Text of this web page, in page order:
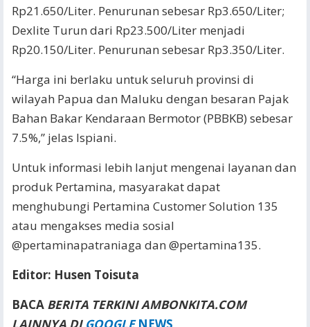
Rp21.650/Liter. Penurunan sebesar Rp3.650/Liter;
Dexlite Turun dari Rp23.500/Liter menjadi
Rp20.150/Liter. Penurunan sebesar Rp3.350/Liter.
“Harga ini berlaku untuk seluruh provinsi di
wilayah Papua dan Maluku dengan besaran Pajak
Bahan Bakar Kendaraan Bermotor (PBBKB) sebesar
7.5%,” jelas Ispiani.
Untuk informasi lebih lanjut mengenai layanan dan
produk Pertamina, masyarakat dapat
menghubungi Pertamina Customer Solution 135
atau mengakses media sosial
@pertaminapatraniaga dan @pertamina135.
Editor: Husen Toisuta
BACA BERITA TERKINI AMBONKITA.COM